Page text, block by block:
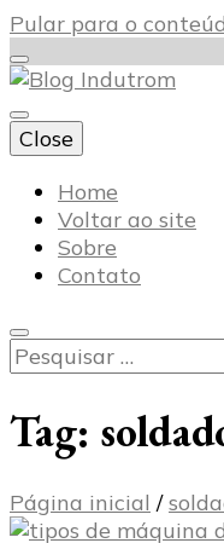
Pular para o
Blog
Close
Home
Voltar ao site
Sobre
Contato
Pesquisar
por:
Tag:
Página inicial /